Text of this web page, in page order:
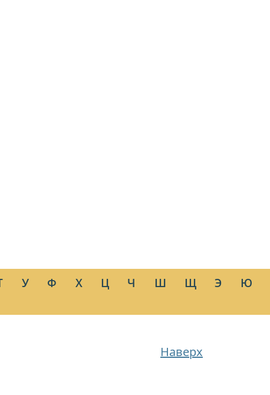
У Ф Х Ц Ч Ш Щ Э
Ю
Наверх